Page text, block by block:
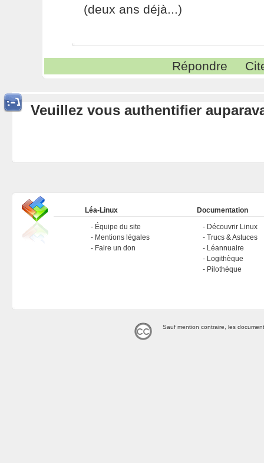
(deux ans déjà...)
Répondre
Veuillez vous authentifier
Léa-Linux
Équipe du site
Mentions légales
Faire un don
Documentation
Découvrir Linux
Trucs & Astuces
Léannuaire
Logithèque
Pilothèque
Sauf mention contraire, les